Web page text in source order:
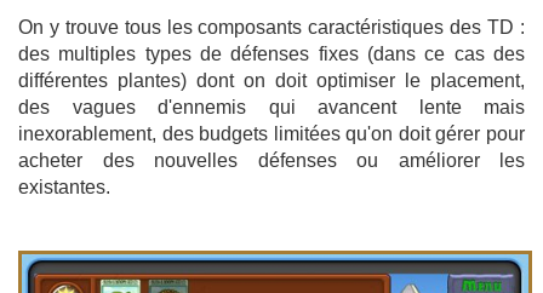
On y trouve tous les composants caractéristiques des TD :
des multiples types de défenses fixes (dans ce cas des
différentes plantes) dont on doit optimiser le placement,
des vagues d'ennemis qui avancent lente mais
inexorablement, des budgets limitées qu'on doit gérer pour
acheter des nouvelles défenses ou améliorer les
existantes.